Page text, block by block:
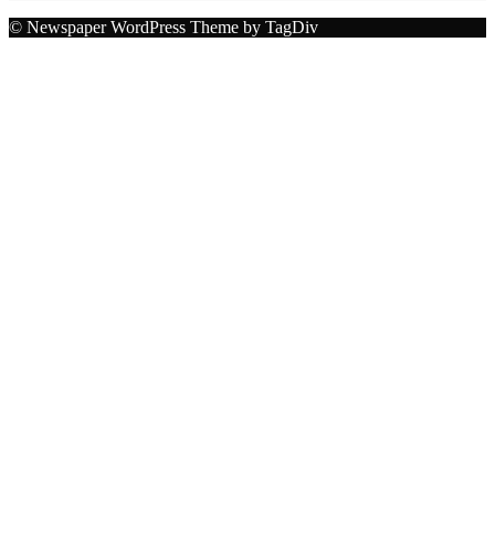
© Newspaper WordPress Theme by TagDiv